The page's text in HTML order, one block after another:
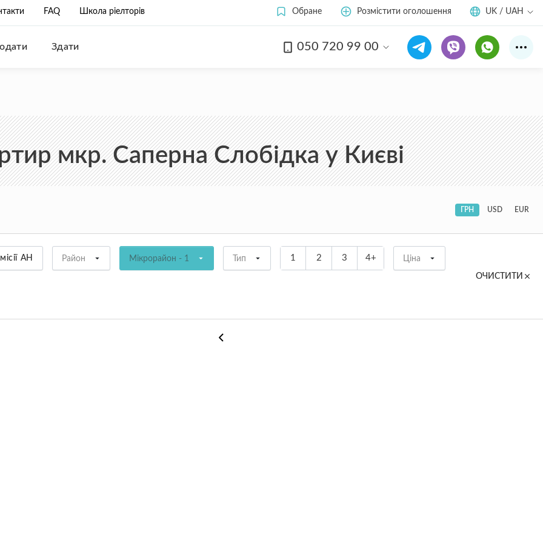
FAQ Школа ріелторів Обране Розмістити оголошення UK / UAH
Здати 050 720 99 00
мкр. Саперна Слобідка у Києві
ГРН USD EUR
АН Район Мікрорайон - 1 Тип 1 2 3 4+ Ціна
ОЧИСТИТИ